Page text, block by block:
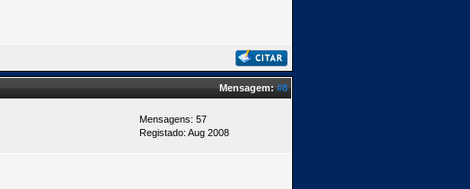
Mensagem:#8
Mensagens: 57
Registado: Aug 2008